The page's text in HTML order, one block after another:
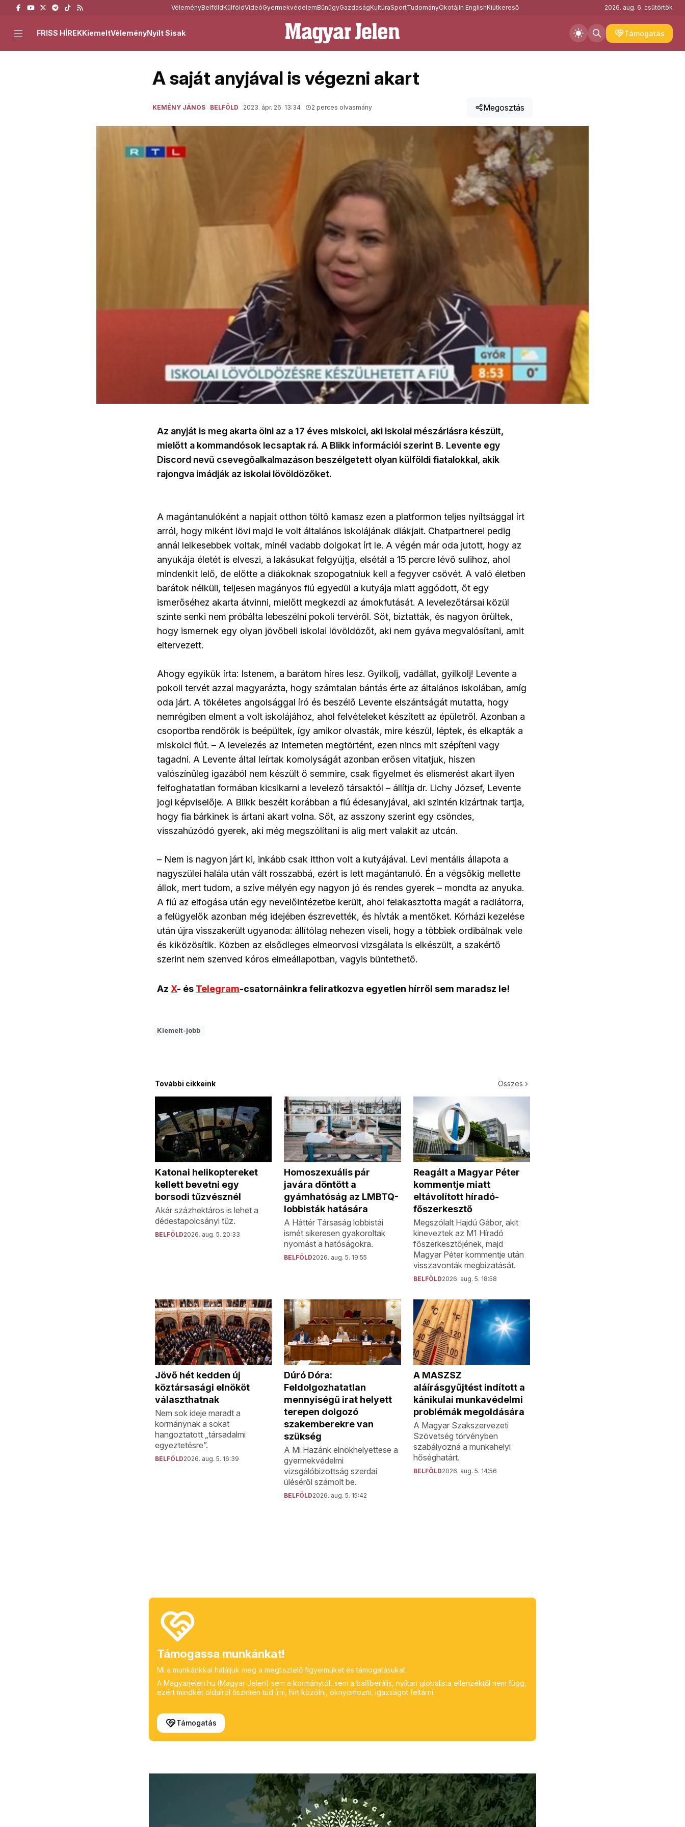
VéleményBelföldKülföldVideóGyermekvédelemBűnügyGazdaságKultúraSportTudományÖkotájIn EnglishKiútkereső 2026. aug. 6. csütörtök
Támogatás
FRISS HÍREKKiemeltVéleményNyílt Sisak
A saját anyjával is végezni akart
KEMÉNY JÁNOS BELFÖLD 2023. ápr. 26. 13:34 2 perces olvasmány Megosztás
Az anyját is meg akarta ölni az a 17 éves miskolci, aki iskolai mészárlásra készült,
mielőtt a kommandósok lecsaptak rá. A Blikk információi szerint B. Levente egy
Discord nevű csevegőalkalmazáson beszélgetett olyan külföldi fiatalokkal, akik
rajongva imádják az iskolai lövöldözőket.
A magántanulóként a napjait otthon töltő kamasz ezen a platformon teljes nyíltsággal írt
arról, hogy miként lövi majd le volt általános iskolájának diákjait. Chatpartnerei pedig
annál lelkesebbek voltak, minél vadabb dolgokat írt le. A végén már oda jutott, hogy az
anyukája életét is elveszi, a lakásukat felgyújtja, elsétál a 15 percre lévő sulihoz, ahol
mindenkit lelő, de előtte a diákoknak szopogatniuk kell a fegyver csövét. A való életben
barátok nélküli, teljesen magányos fiú egyedül a kutyája miatt aggódott, őt egy
ismerőséhez akarta átvinni, mielőtt megkezdi az ámokfutását. A levelezőtársai közül
szinte senki nem próbálta lebeszélni pokoli tervéről. Sőt, biztatták, és nagyon örültek,
hogy ismernek egy olyan jövőbeli iskolai lövöldözőt, aki nem gyáva megvalósítani, amit
eltervezett.
Ahogy egyikük írta: Istenem, a barátom híres lesz. Gyilkolj, vadállat, gyilkolj! Levente a
pokoli tervét azzal magyarázta, hogy számtalan bántás érte az általános iskolában, amíg
oda járt. A tökéletes angolsággal író és beszélő Levente elszántságát mutatta, hogy
nemrégiben elment a volt iskolájához, ahol felvételeket készített az épületről. Azonban a
csoportba rendőrök is beépültek, így amikor olvasták, mire készül, léptek, és elkapták a
miskolci fiút. – A levelezés az interneten megtörtént, ezen nincs mit szépíteni vagy
tagadni. A Levente által leírtak komolyságát azonban erősen vitatjuk, hiszen
valószínűleg igazából nem készült ő semmire, csak figyelmet és elismerést akart ilyen
felfoghatatlan formában kicsikarni a levelező társaktól – állítja dr. Lichy József, Levente
jogi képviselője. A Blikk beszélt korábban a fiú édesanyjával, aki szintén kizártnak tartja,
hogy fia bárkinek is ártani akart volna. Sőt, az asszony szerint egy csöndes,
visszahúzódó gyerek, aki még megszólítani is alig mert valakit az utcán.
– Nem is nagyon járt ki, inkább csak itthon volt a kutyájával. Levi mentális állapota a
nagyszülei halála után vált rosszabbá, ezért is lett magántanuló. Én a végsőkig mellette
állok, mert tudom, a szíve mélyén egy nagyon jó és rendes gyerek – mondta az anyuka.
A fiú az elfogása után egy nevelőintézetbe került, ahol felakasztotta magát a radiátorra,
a felügyelők azonban még idejében észrevették, és hívták a mentőket. Kórházi kezelése
után újra visszakerült ugyanoda: állítólag nehezen viseli, hogy a többiek ordibálnak vele
és kiközösítik. Közben az elsődleges elmeorvosi vizsgálata is elkészült, a szakértő
szerint nem szenved kóros elmeállapotban, vagyis büntethető.
Az X- és Telegram-csatornáinkra feliratkozva egyetlen hírről sem maradsz le!
Kiemelt-jobb
További cikkeink Összes
Katonai helikoptereket
kellett bevetni egy
borsodi tűzvésznél
Akár százhektáros is lehet a
dédestapolcsányi tűz.
BELFÖLD2026. aug. 5. 20:33
Homoszexuális pár
javára döntött a
gyámhatóság az LMBTQ-
lobbisták hatására
A Háttér Társaság lobbistái
ismét sikeresen gyakoroltak
nyomást a hatóságokra.
BELFÖLD2026. aug. 5. 19:55
Reagált a Magyar Péter
kommentje miatt
eltávolított híradó-
főszerkesztő
Megszólalt Hajdú Gábor, akit
kineveztek az M1 Híradó
főszerkesztőjének, majd
Magyar Péter kommentje után
visszavonták megbízatását.
BELFÖLD2026. aug. 5. 18:58
Jövő hét kedden új
köztársasági elnököt
választhatnak
Nem sok ideje maradt a
kormánynak a sokat
hangoztatott „társadalmi
egyeztetésre”.
BELFÖLD2026. aug. 5. 16:39
Dúró Dóra:
Feldolgozhatatlan
mennyiségű irat helyett
terepen dolgozó
szakemberekre van
szükség
A Mi Hazánk elnökhelyettese a
gyermekvédelmi
vizsgálóbizottság szerdai
üléséről számolt be.
BELFÖLD2026. aug. 5. 15:42
A MASZSZ
aláírásgyűjtést indított a
kánikulai munkavédelmi
problémák megoldására
A Magyar Szakszervezeti
Szövetség törvényben
szabályozná a munkahelyi
hőséghatárt.
BELFÖLD2026. aug. 5. 14:56
Támogassa munkánkat!
Mi a munkánkkal háláljuk meg a megtisztelő figyelmüket és támogatásukat.
A Magyarjelen.hu (Magyar Jelen) sem a kormánytól, sem a balliberális, nyíltan globalista ellenzéktől nem függ,
ezért mindkét oldalról őszintén tud írni, hírt közölni, oknyomozni, igazságot feltárni.
Támogatás